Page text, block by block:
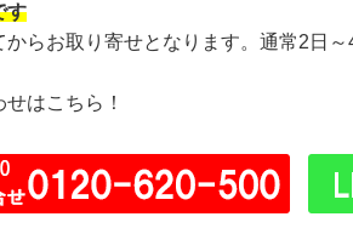
す
からお取り寄せとなります。通常2日
はこちら！